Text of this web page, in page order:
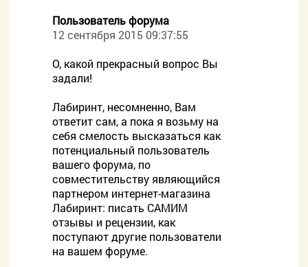
Пользователь форума
12 сентября 2015 09:37:55
О, какой прекрасный вопрос Вы
задали!
Лабиринт, несомненно, Вам
ответит сам, а пока я возьму на
себя смелость высказаться как
потенциальный пользователь
вашего форума, по
совместительству являющийся
партнером интернет-магазина
Лабиринт: писать САМИМ
отзывы и рецензии, как
поступают другие пользователи
на вашем форуме.